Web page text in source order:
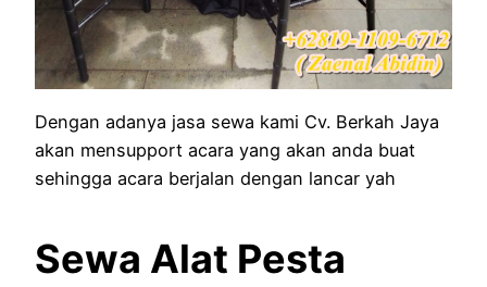
Dengan adanya jasa sewa kami Cv. Berkah Jaya
akan mensupport acara yang akan anda buat
sehingga acara berjalan dengan lancar yah
Sewa Alat Pesta